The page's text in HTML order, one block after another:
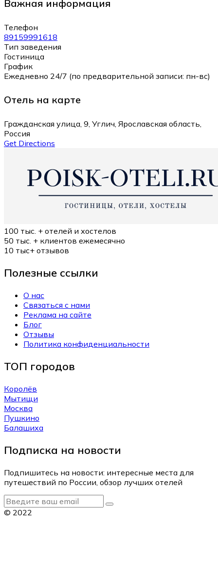
Важная информация
Телефон
89159991618
Тип заведения
Гостиница
График
Ежедневно 24/7 (по предварительной записи: пн-вс)
Отель на карте
Гражданская улица, 9, Углич, Ярославская область,
Россия
Get Directions
100 тыс. + отелей и хостелов
50 тыс. + клиентов ежемесячно
10 тыс+ отзывов
Полезные ссылки
О нас
Связаться с нами
Реклама на сайте
Блог
Отзывы
Политика конфиденциальности
ТОП городов
Королёв
Мытищи
Москва
Пушкино
Балашиха
Подписка на новости
Подпишитесь на новости: интересные места для
путешествий по России, обзор лучших отелей
© 2022